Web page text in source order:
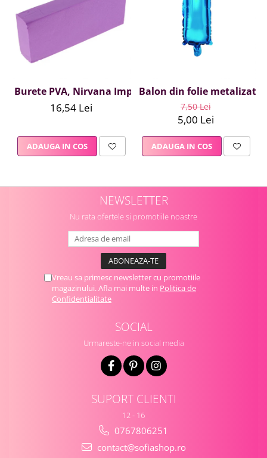
Burete PVA, Nirvana Impex, 1 buc, mov
16,54 Lei
ADAUGA IN COS
Balon din folie metalizata
7,50 Lei
5,00 Lei
ADAUGA IN COS
NEWSLETTER
Nu rata ofertele si promotiile noastre
Vreau sa primesc newsletter cu promotiile
magazinului. Afla mai multe in Politica de
Confidentialitate
SOCIAL
Urmareste-ne in social media
SUPORT CLIENTI
12 - 16
0767806251
contact@sofiashop.ro